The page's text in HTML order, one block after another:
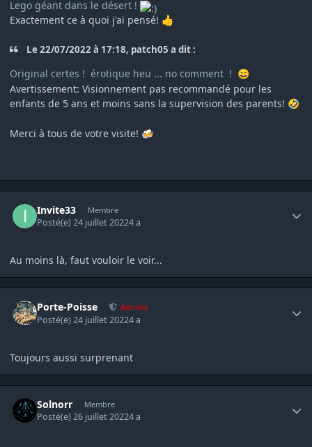
Lego géant dans le désert !
Exactement ce à quoi j'ai pensé! 👍
Le 22/07/2022 à 17:18, patch05 a dit :
Original certes ! érotique heu ... no comment ! 😄
Avertissement: Visionnement pas recommandé pour les
enfants de 5 ans et moins sans la supervision des parents! 🤣
Merci à tous de votre visite! 🍻
Invite33 Membre
Posté(e)24 juillet 20224 a
Au moins là, faut vouloir le voir...
Porte-Poisse Admins
Posté(e)24 juillet 20224 a
Toujours aussi surprenant
Solnorr Membre
Posté(e)26 juillet 20224 a